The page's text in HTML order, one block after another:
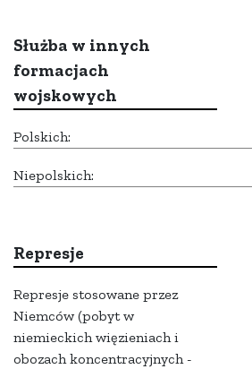
Służba w innych
formacjach
wojskowych
Polskich:
Niepolskich:
Represje
Represje stosowane przez
Niemców (pobyt w
niemieckich więzieniach i
obozach koncentracyjnych -